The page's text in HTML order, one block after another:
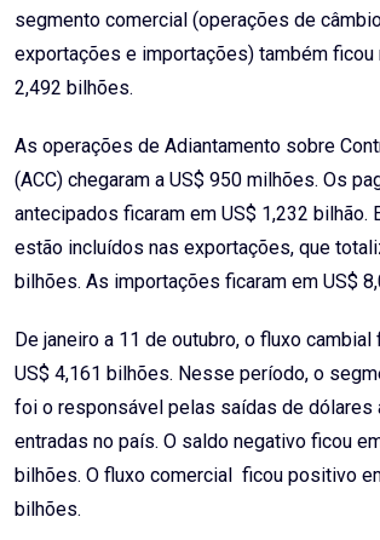
segmento comercial (operações de
exportações e importações) também ficou
2,492 bilhões.
As operações de Adiantamento sobre
(ACC) chegaram a US$ 950 milhões. Os
antecipados ficaram em US$ 1,232 bilhão.
estão incluídos nas exportações, que
bilhões. As importações ficaram em US$
De janeiro a 11 de outubro, o fluxo
US$ 4,161 bilhões. Nesse período, o
foi o responsável pelas saídas de dólares
entradas no país. O saldo negativo ficou
bilhões. O fluxo comercial ficou positivo
bilhões.